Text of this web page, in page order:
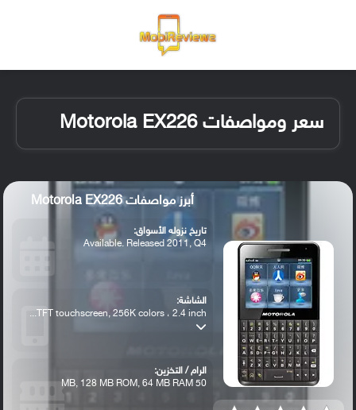
سعر ومواصفات Motorola EX226
أبرز مواصفات Motorola EX226
تاريخ نزوله الأسواق:
Available. Released 2011, Q4
الشاشة:
TFT touchscreen, 256K colors ، 2.4 inch...
الرام / التخزين:
50 MB, 128 MB ROM, 64 MB RAM